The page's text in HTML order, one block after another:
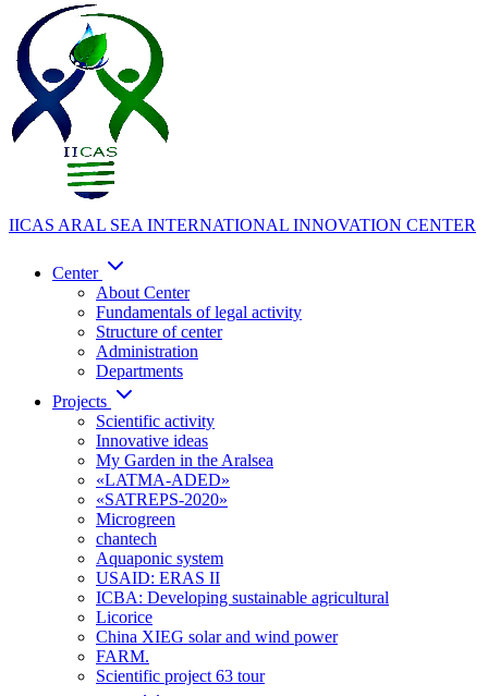
IICAS ARAL SEA INTERNATIONAL INNOVATION CENTER
Center
About Center
Fundamentals of legal activity
Structure of center
Administration
Departments
Projects
Scientific activity
Innovative ideas
My Garden in the Aralsea
«LATMA-ADED»
«SATREPS-2020»
Microgreen
chantech
Aquaponic system
USAID: ERAS II
ICBA: Developing sustainable agricultural
Licorice
China XIEG solar and wind power
FARM.
Scientific project 63 tour